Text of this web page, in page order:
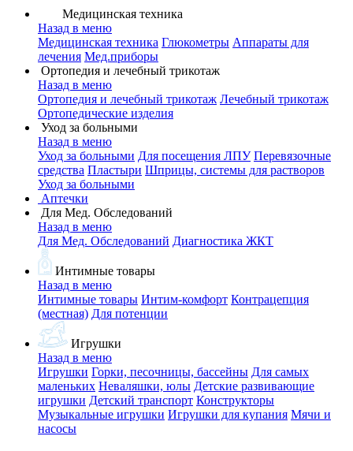
Медицинская техника
Назад в меню
Медицинская техника Глюкометры Аппараты для
лечения Мед.приборы
Ортопедия и лечебный трикотаж
Назад в меню
Ортопедия и лечебный трикотаж Лечебный трикотаж
Ортопедические изделия
Уход за больными
Назад в меню
Уход за больными Для посещения ЛПУ Перевязочные
средства Пластыри Шприцы, системы для растворов
Уход за больными
Аптечки
Для Мед. Обследований
Назад в меню
Для Мед. Обследований Диагностика ЖКТ
Интимные товары
Назад в меню
Интимные товары Интим-комфорт Контрацепция
(местная) Для потенции
Игрушки
Назад в меню
Игрушки Горки, песочницы, бассейны Для самых
маленьких Неваляшки, юлы Детские развивающие
игрушки Детский транспорт Конструкторы
Музыкальные игрушки Игрушки для купания Мячи и
насосы